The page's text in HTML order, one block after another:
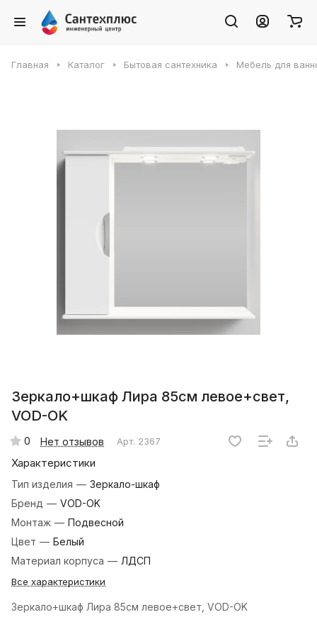
Главная Каталог Бытовая сантехника Мебель для
Зеркало+шкаф Лира 85см левое+свет,
VOD-OK
0 Нет отзывов Арт. 2367
Характеристики
Тип изделия — Зеркало-шкаф
Бренд — VOD-OK
Монтаж — Подвесной
Цвет — Белый
Материал корпуса — ЛДСП
Все характеристики
Зеркало+шкаф Лира 85см левое+свет, VOD-OK